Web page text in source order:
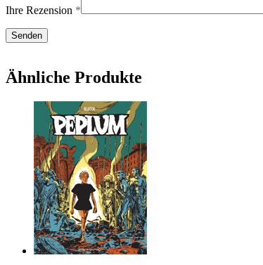
Ihre Rezension *
Ähnliche Produkte